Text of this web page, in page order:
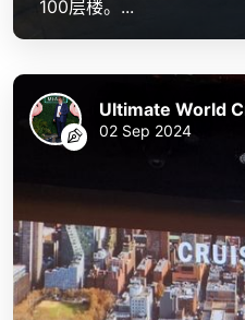
100层楼。...
Ultimate World
02 Sep 2024